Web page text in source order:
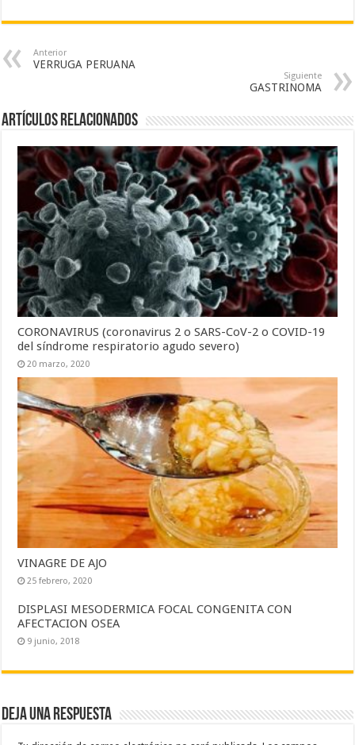
Anterior
VERRUGA PERUANA
Siguiente
GASTRINOMA
Artículos Relacionados
CORONAVIRUS (coronavirus 2 o SARS-CoV-2 o COVID-19
del síndrome respiratorio agudo severo)
20 marzo, 2020
VINAGRE DE AJO
25 febrero, 2020
DISPLASI MESODERMICA FOCAL CONGENITA CON
AFECTACION OSEA
9 junio, 2018
Deja una respuesta